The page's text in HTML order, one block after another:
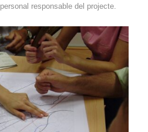
responsable del projecte.